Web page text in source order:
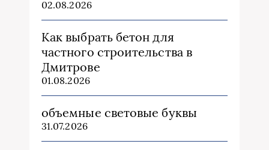
02.08.2026
Как выбрать бетон для
частного строительства в
Дмитрове
01.08.2026
объемные световые буквы
31.07.2026